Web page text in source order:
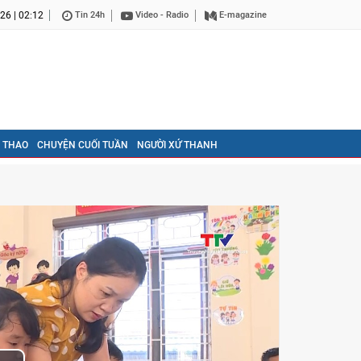
| 02:12 Tin 24h Video - Radio E-magazine
THAO CHUYỆN CUỐI TUẦN NGƯỜI XỨ THANH